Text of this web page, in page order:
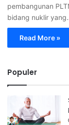
pembangunan
bidang nuklir
Read More »
Populer